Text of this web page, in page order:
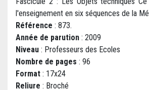
l'enseignement en six séquences de la
Référence : 873.
Année de parution : 2009
Niveau : Professeurs des Ecoles
Nombre de pages : 96
Format : 17x24
Reliure : Broché